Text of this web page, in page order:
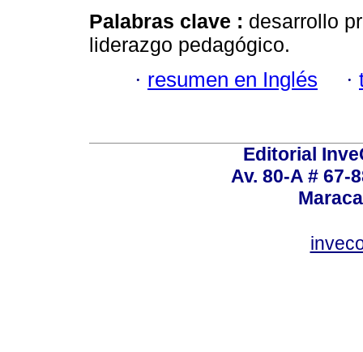
Palabras clave : desarrollo
liderazgo pedagógico.
· resumen en Inglés ·
Editorial
Av. 80-A # 67-